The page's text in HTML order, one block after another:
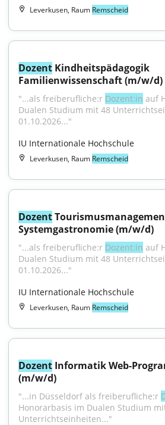
Leverkusen, Raum Remscheid
Dozent Kindheitspädagogik
Familienwissenschaft (m/w/d)
"...als freiberufliche:r Dozent:in auf
Dualen Studium mit 48
01.10.2026..."
IU Internationale Hochschule
Leverkusen, Raum Remscheid
Dozent
Systemgastronomie (m/w/d)
"...als freiberufliche:r Dozent:in auf
Dualen Studium mit 48
01.10.2026..."
IU Internationale Hochschule
Leverkusen, Raum Remscheid
Dozent Informatik Web-
(m/w/d)
"...in Düsseldorf als freiberufliche:r
Honorarbasis im Dualen Studium
Unterrichtseinheiten..."